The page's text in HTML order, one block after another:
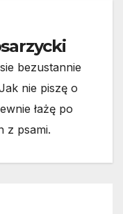
bezustannie
nie piszę o
łażę po
z psami.